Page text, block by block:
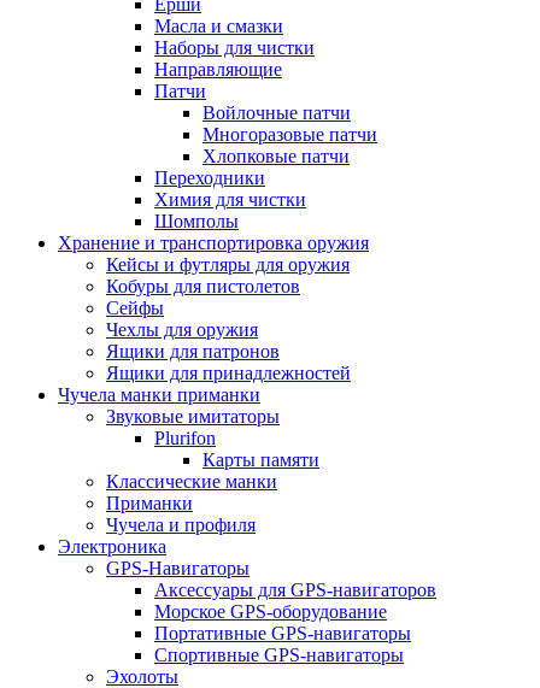
Ерши
Масла и смазки
Наборы для чистки
Направляющие
Патчи
Войлочные патчи
Многоразовые патчи
Хлопковые патчи
Переходники
Химия для чистки
Шомполы
Хранение и транспортировка оружия
Кейсы и футляры для оружия
Кобуры для пистолетов
Сейфы
Чехлы для оружия
Ящики для патронов
Ящики для принадлежностей
Чучела манки приманки
Звуковые имитаторы
Plurifon
Карты памяти
Классические манки
Приманки
Чучела и профиля
Электроника
GPS-Навигаторы
Аксессуары для GPS-навигаторов
Морское GPS-оборудование
Портативные GPS-навигаторы
Спортивные GPS-навигаторы
Эхолоты